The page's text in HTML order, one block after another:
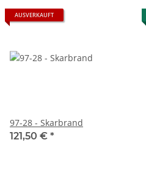
AUSVERKAUFT
97-28 - Skarbrand
121,50 € *